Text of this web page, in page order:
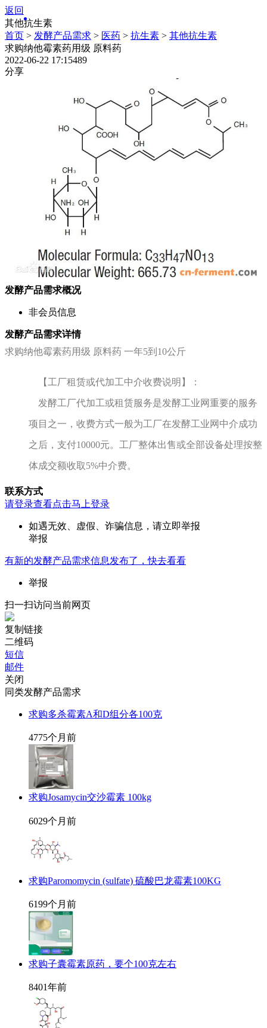
返回
其他抗生素
首页 > 发酵产品需求 > 医药 > 抗生素 > 其他抗生素
求购纳他霉素药用级 原料药
2022-06-22 17:15489
分享
发酵产品需求概况
非会员信息
发酵产品需求详情
求购纳他霉素药用级 原料药 一年5到10公斤
【工厂租赁或代加工中介收费说明】：
发酵工厂代加工或租赁服务是发酵工业网重要的服务
项目之一，收费方式一般为工厂在发酵工业网中介成功
之后，支付10000元。工厂整体出售或全部设备处理按整
体成交额收取5%中介费。
联系方式
请登录查看点击马上登录
如遇无效、虚假、诈骗信息，请立即举报
举报
有新的发酵产品需求信息发布了，快去看看
举报
扫一扫访问当前网页
复制链接
二维码
短信
邮件
关闭
同类发酵产品需求
求购多杀霉素A和D组分各100克
4775个月前
求购Josamycin交沙霉素 100kg
6029个月前
求购Paromomycin (sulfate) 硫酸巴龙霉素100KG
6199个月前
求购子囊霉素原药，要个100克左右
8401年前